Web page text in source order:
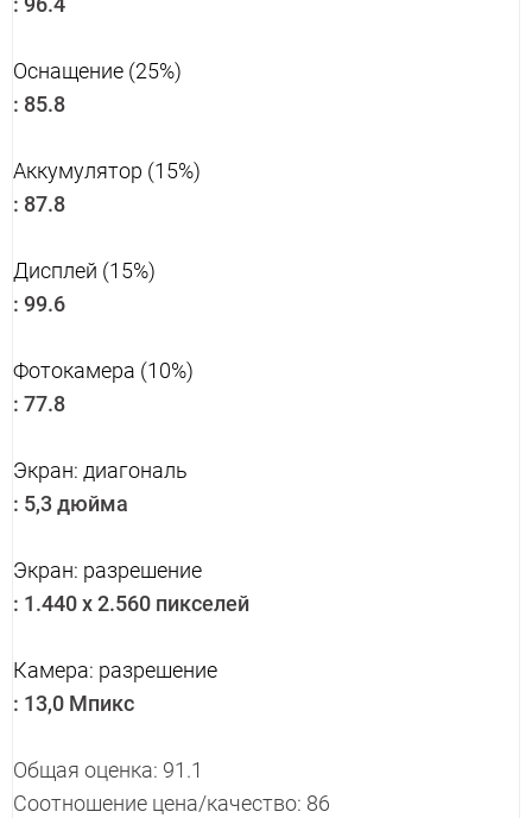
Оснащение (25%)
: 85.8
Аккумулятор (15%)
: 87.8
Дисплей (15%)
: 99.6
Фотокамера (10%)
: 77.8
Экран: диагональ
: 5,3 дюйма
Экран: разрешение
: 1.440 x 2.560 пикселей
Камера: разрешение
: 13,0 Мпикс
Общая оценка: 91.1
Соотношение цена/качество: 86